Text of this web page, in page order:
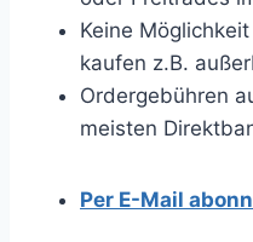
Keine
kaufen z.B.
Ordergebühren
meisten
Per E-Mail